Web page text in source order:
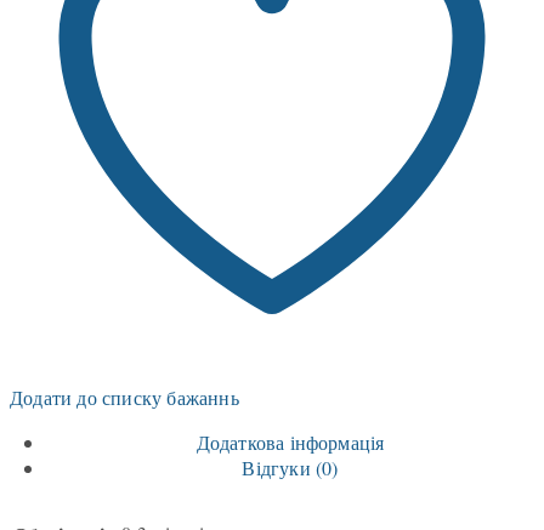
Додати до списку бажаннь
Додаткова інформація
Відгуки (0)